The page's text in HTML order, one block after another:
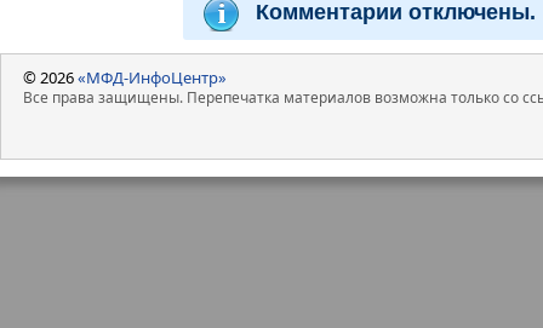
Комментарии отключены.
© 2026«МФД-ИнфоЦентр»
Все права защищены. Перепечатка материалов возможна только со